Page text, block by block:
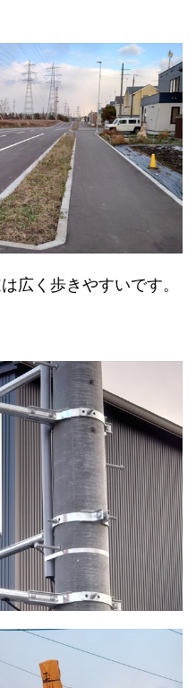
広く歩きやすいです。